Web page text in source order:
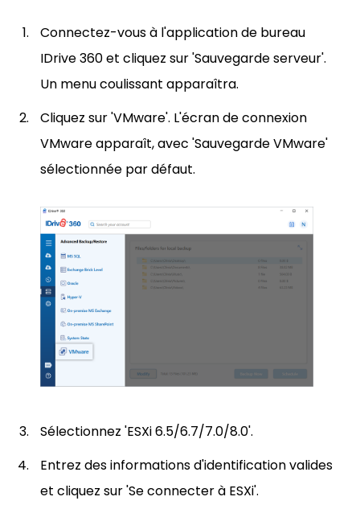
Connectez-vous à l'application de bureau
IDrive 360 et cliquez sur 'Sauvegarde serveur'.
Un menu coulissant apparaîtra.
Cliquez sur 'VMware'. L'écran de connexion
VMware apparaît, avec 'Sauvegarde VMware'
sélectionnée par défaut.
Sélectionnez 'ESXi 6.5/6.7/7.0/8.0'.
Entrez des informations d'identification valides
et cliquez sur 'Se connecter à ESXi'.